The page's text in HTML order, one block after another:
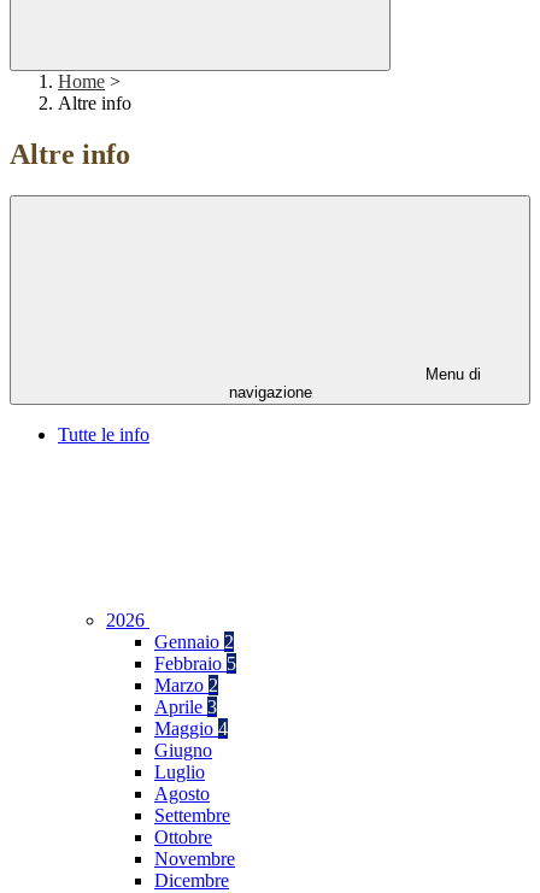
Home >
Altre info
Altre info
Menu di
navigazione
Tutte le info
2026
Gennaio 2
Febbraio 5
Marzo 2
Aprile 3
Maggio 4
Giugno
Luglio
Agosto
Settembre
Ottobre
Novembre
Dicembre